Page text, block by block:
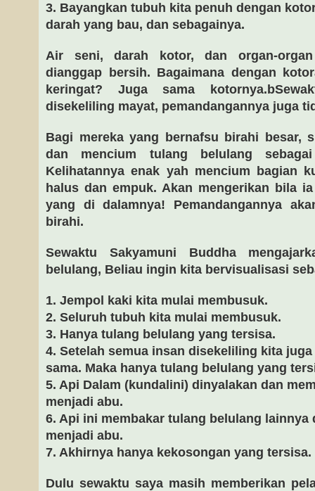
3. Bayangkan tubuh kita penuh dengan
darah yang bau, dan sebagainya.
Air seni, darah kotor, dan organ-
dianggap bersih. Bagaimana dengan
keringat? Juga sama
disekeliling mayat, pemandangannya juga
Bagi mereka yang bernafsu birahi besar,
dan mencium tulang belulang
Kelihatannya enak yah mencium bagian
halus dan empuk. Akan mengerikan bila
yang di dalamnya! Pemandangannya
birahi.
Sewaktu Sakyamuni Buddha
belulang, Beliau ingin kita bervisualisasi
1. Jempol kaki kita mulai membusuk.
2. Seluruh tubuh kita mulai membusuk.
3. Hanya tulang belulang yang tersisa.
4. Setelah semua insan disekeliling kita
sama. Maka hanya tulang belulang yang
5. Api Dalam (kundalini) dinyalakan dan
menjadi abu.
6. Api ini membakar tulang belulang lainnya
menjadi abu.
7. Akhirnya hanya kekosongan yang tersisa.
Dulu sewaktu saya masih memberikan